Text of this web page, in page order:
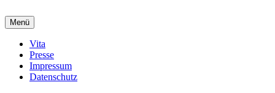
Menü
Vita
Presse
Impressum
Datenschutz